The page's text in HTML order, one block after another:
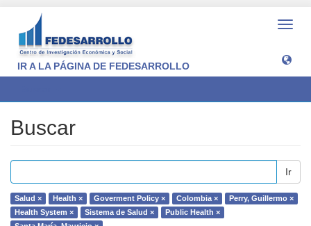
IR A LA PÁGINA DE FEDESARROLLO
Buscar
Ir
Salud × Health × Goverment Policy × Colombia ×
Perry, Guillermo ×
Health System ×
Sistema de Salud ×
Public Health ×